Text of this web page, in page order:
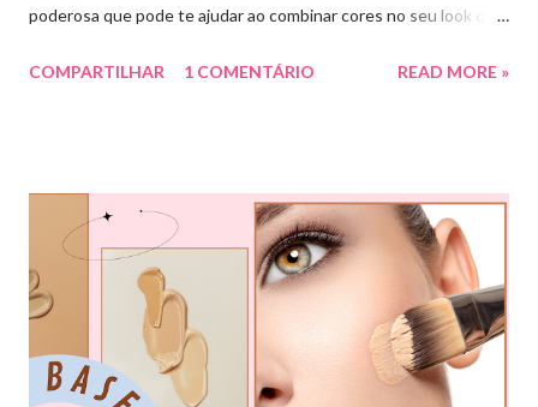
poderosa que pode te ajudar ao combinar cores no seu look que
divido em 12 pedaços, onde cada um pedaço apresenta uma cor,
para nossos looks criando produções incríveis. Essa ferramenta
é super usada por profissionais da moda, porém qualquer pessoa
pode usar e garanto pra vocês que ajuda muitooo! Bora conferir
algumas das combinações de cores que podemos fazer com o
círculo cromático: COMBINAÇÃO MONOCROMÁTICA: uma
única cor ou a combinação de tom sobre tom (entre variação de
COMPARTILHAR 1 COMENTÁRIO READ MORE »